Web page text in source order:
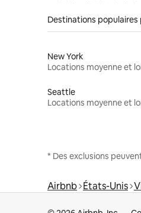
Destinations populaires
New York
Seattle
* Des exclusions
Airbnb États-Unis